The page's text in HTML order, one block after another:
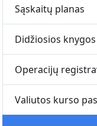
Sąskaitų planas
Didžiosios
Operacijų
Valiutos kurso